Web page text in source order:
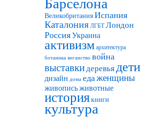
ВеликобританияИспания
Каталония ЛГБТ Лондон
РоссияУкраина
активизм архитектура
ботаника веганство война
выставкидеревьядети
дизайн дома едаженщины
живописьживотные
историякниги
культура